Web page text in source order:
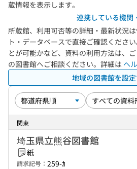
蔵情報を表示します。
連携している機関
所蔵館、利用可否等の詳細・最新状況
ト・データベースで直接ご確認くださ
とが可能かなど、資料の利用方法は、
の図書館へご相談ください。詳細は ヘ
地域の図書館を設
関東
埼玉県立熊谷図書館
紙
請求記号： 259-ｶ